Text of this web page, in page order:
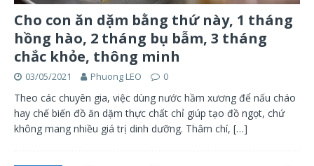
Cho con ăn dặm bằng thứ này, 1 tháng
hồng hào, 2 tháng bụ bẫm, 3 tháng
chắc khỏe, thông minh
03/05/2021 Phuong LEO 0
Theo các chuyên gia, việc dùng nước hầm xương để nấu cháo
hay chế biến đồ ăn dặm thực chất chỉ giúp tạo đồ ngọt, chứ
không mang nhiều giá trị dinh dưỡng. Thâm chí, […]